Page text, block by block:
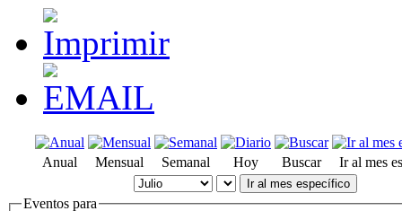
Anual Mensual Semanal Hoy Buscar Ir al mes
Ir al mes específico
Eventos para